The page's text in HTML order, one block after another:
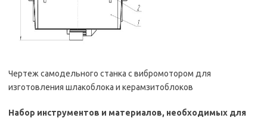
Чертеж самодельного станка с вибромотором для
изготовления шлакоблока и керамзитоблоков
Набор инструментов и материалов, необходимых для